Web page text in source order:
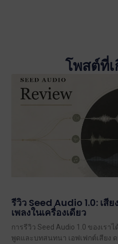
โพสต์ที่
รีวิว Seed Audio 1.0: เสี
เพลงในเครื่องเดียว
การรีวิว Seed Audio 1.0 ของเร
พูดและบทสนทนา เอฟเฟกต์เสียง